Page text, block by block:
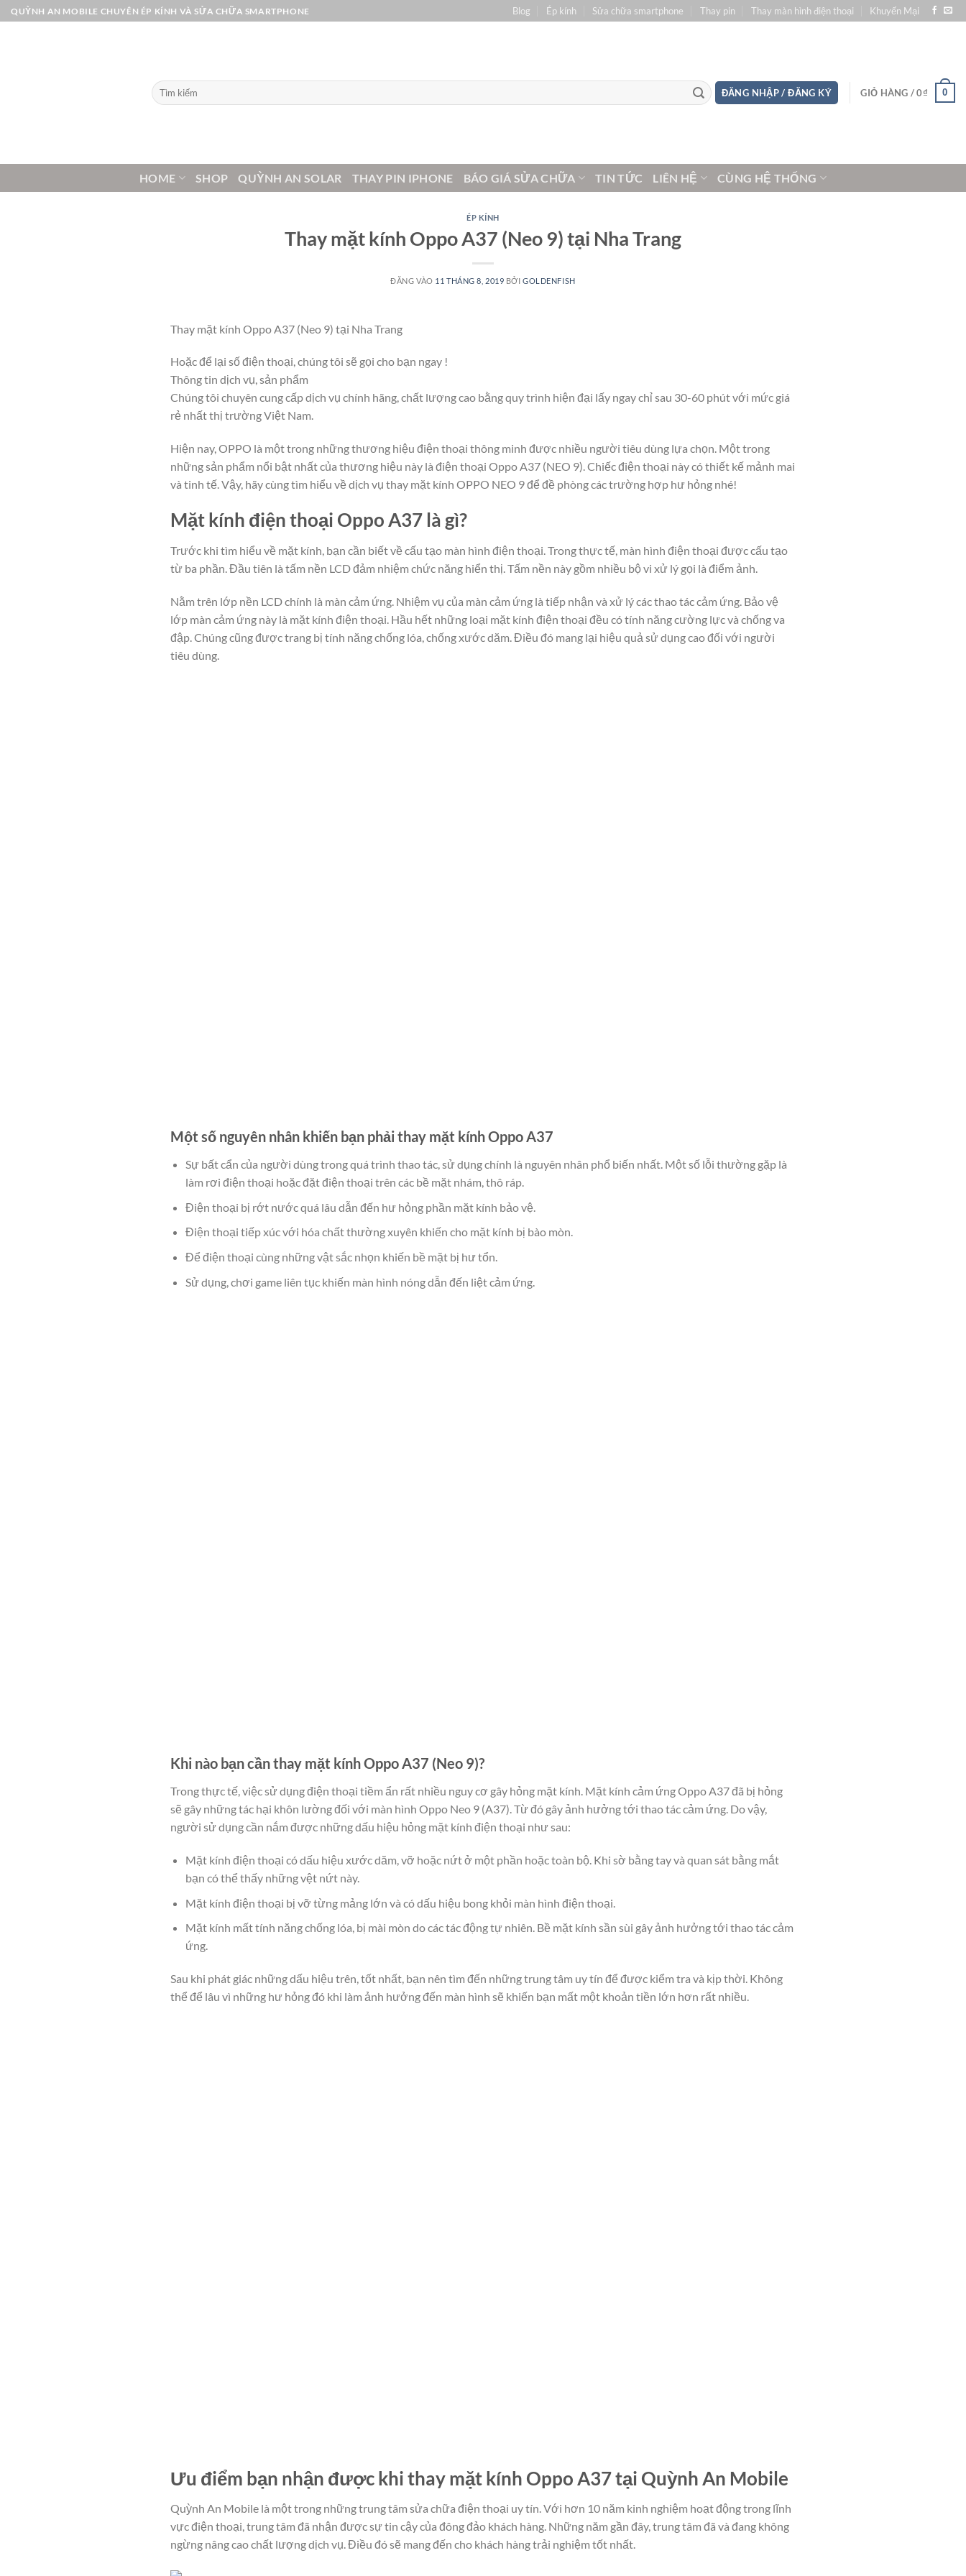
Bỏ
qua
QUỲNH AN MOBILE CHUYÊN ÉP KÍNH VÀ SỬA CHỮA SMARTPHONE Blog Ép kính Sửa chữa smartphone Thay pin Thay màn hình điện thoại Khuyến Mại
Tìm
kiếm:
ĐĂNG NHẬP / ĐĂNG KÝ GIỎ HÀNG /0₫ 0
HOME SHOP QUỲNH AN SOLAR THAY PIN IPHONE BÁO GIÁ SỬA CHỮA TIN TỨC LIÊN HỆ CÙNG HỆ THỐNG
ÉP KÍNH
Thay mặt kính Oppo A37 (Neo 9) tại Nha Trang
ĐĂNG VÀO 11 THÁNG 8, 2019 BỞIGOLDENFISH
Thay mặt kính Oppo A37 (Neo 9) tại Nha Trang
Hoặc để lại số điện thoại, chúng tôi sẽ gọi cho bạn ngay !
Thông tin dịch vụ, sản phẩm
Chúng tôi chuyên cung cấp dịch vụ chính hãng, chất lượng cao bằng quy trình hiện đại lấy ngay chỉ sau 30-60 phút với mức giá
rẻ nhất thị trường Việt Nam.
Hiện nay, OPPO là một trong những thương hiệu điện thoại thông minh được nhiều người tiêu dùng lựa chọn. Một trong
những sản phẩm nổi bật nhất của thương hiệu này là điện thoại Oppo A37 (NEO 9). Chiếc điện thoại này có thiết kế mảnh mai
và tinh tế. Vậy, hãy cùng tìm hiểu về dịch vụ thay mặt kính OPPO NEO 9 để đề phòng các trường hợp hư hỏng nhé!
Mặt kính điện thoại Oppo A37 là gì?
Trước khi tìm hiểu về mặt kính, bạn cần biết về cấu tạo màn hình điện thoại. Trong thực tế, màn hình điện thoại được cấu tạo
từ ba phần. Đầu tiên là tấm nền LCD đảm nhiệm chức năng hiển thị. Tấm nền này gồm nhiều bộ vi xử lý gọi là điểm ảnh.
Nằm trên lớp nền LCD chính là màn cảm ứng. Nhiệm vụ của màn cảm ứng là tiếp nhận và xử lý các thao tác cảm ứng. Bảo vệ
lớp màn cảm ứng này là mặt kính điện thoại. Hầu hết những loại mặt kính điện thoại đều có tính năng cường lực và chống va
đập. Chúng cũng được trang bị tính năng chống lóa, chống xước dăm. Điều đó mang lại hiệu quả sử dụng cao đối với người
tiêu dùng.
Một số nguyên nhân khiến bạn phải thay mặt kính Oppo A37
Sự bất cẩn của người dùng trong quá trình thao tác, sử dụng chính là nguyên nhân phổ biến nhất. Một số lỗi thường gặp là
làm rơi điện thoại hoặc đặt điện thoại trên các bề mặt nhám, thô ráp.
Điện thoại bị rớt nước quá lâu dẫn đến hư hỏng phần mặt kính bảo vệ.
Điện thoại tiếp xúc với hóa chất thường xuyên khiến cho mặt kính bị bào mòn.
Để điện thoại cùng những vật sắc nhọn khiến bề mặt bị hư tổn.
Sử dụng, chơi game liên tục khiến màn hình nóng dẫn đến liệt cảm ứng.
Khi nào bạn cần thay mặt kính Oppo A37 (Neo 9)?
Trong thực tế, việc sử dụng điện thoại tiềm ẩn rất nhiều nguy cơ gây hỏng mặt kính. Mặt kính cảm ứng Oppo A37 đã bị hỏng
sẽ gây những tác hại khôn lường đối với màn hình Oppo Neo 9 (A37). Từ đó gây ảnh hưởng tới thao tác cảm ứng. Do vậy,
người sử dụng cần nắm được những dấu hiệu hỏng mặt kính điện thoại như sau:
Mặt kính điện thoại có dấu hiệu xước dăm, vỡ hoặc nứt ở một phần hoặc toàn bộ. Khi sờ bằng tay và quan sát bằng mắt
bạn có thể thấy những vệt nứt này.
Mặt kính điện thoại bị vỡ từng mảng lớn và có dấu hiệu bong khỏi màn hình điện thoại.
Mặt kính mất tính năng chống lóa, bị mài mòn do các tác động tự nhiên. Bề mặt kính sần sùi gây ảnh hưởng tới thao tác cảm
ứng.
Sau khi phát giác những dấu hiệu trên, tốt nhất, bạn nên tìm đến những trung tâm uy tín để được kiểm tra và kịp thời. Không
thể để lâu vì những hư hỏng đó khi làm ảnh hưởng đến màn hình sẽ khiến bạn mất một khoản tiền lớn hơn rất nhiều.
Ưu điểm bạn nhận được khi thay mặt kính Oppo A37 tại Quỳnh An Mobile
Quỳnh An Mobile là một trong những trung tâm sửa chữa điện thoại uy tín. Với hơn 10 năm kinh nghiệm hoạt động trong lĩnh
vực điện thoại, trung tâm đã nhận được sự tin cậy của đông đảo khách hàng. Những năm gần đây, trung tâm đã và đang không
ngừng nâng cao chất lượng dịch vụ. Điều đó sẽ mang đến cho khách hàng trải nghiệm tốt nhất.